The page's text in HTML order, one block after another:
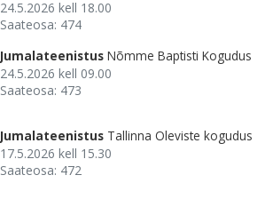
24.5.2026 kell 18.00
Saateosa: 474
Jumalateenistus Nõmme Baptisti Kogudus
24.5.2026 kell 09.00
Saateosa: 473
Jumalateenistus Tallinna Oleviste kogudus
17.5.2026 kell 15.30
Saateosa: 472